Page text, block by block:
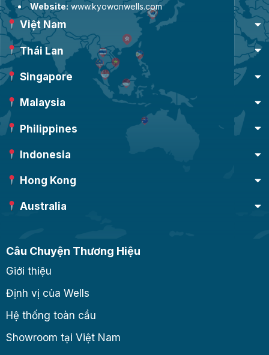
Website: www.kyowonwells.com
Việt Nam
Thái Lan
Singapore
Malaysia
Philippines
Indonesia
Hong Kong
Australia
Câu Chuyện Thương Hiệu
Giới thiệu
Định vị của Wells
Hệ thống toàn cầu
Showroom tại Việt Nam